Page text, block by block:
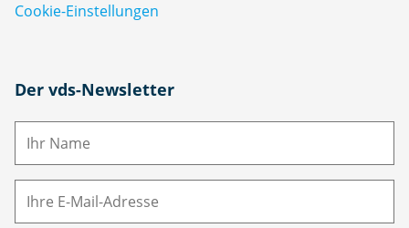
Cookie-Einstellungen
Der vds-Newsletter
N
M